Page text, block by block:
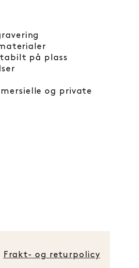
på plass
og private
Frakt- og returpolicy